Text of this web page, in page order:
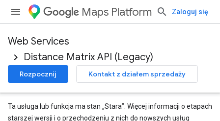
Maps Platform Zaloguj się
Web Services
Distance Matrix API (Legacy)
Rozpocznij Kontakt z działem sprzedaży
Ta usługa lub funkcja ma stan „Stara”. Więcej informacji o etapach
starszej wersji i o przechodzeniu z nich do nowszych usług